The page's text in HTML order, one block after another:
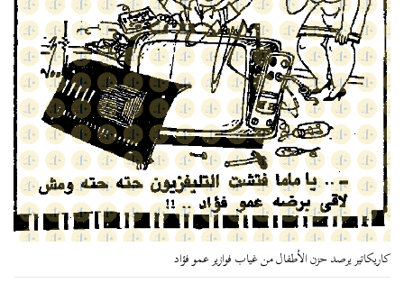
كاريكاتير يرصد حزن الأطفال من غياب فوازير عمو فؤاد